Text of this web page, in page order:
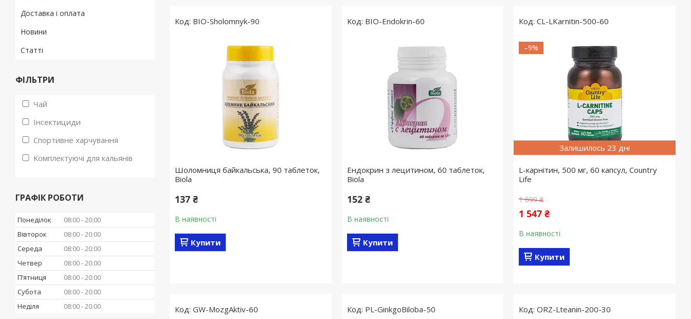
BIO-Sholomnyk-90
Шоломниця байкальська, 90 таблеток,
Biola
137 ₴
В наявності
Купити
BIO-Endokrin-60
Ендокрин з лецитином, 60 таблеток,
Biola
152 ₴
В наявності
Купити
CL-LKarnitin-500-60
Залишилось 23 дні
–9%
L-карнітин, 500 мг, 60 капсул, Country
Life
1 699 ₴
1 547 ₴
В наявності
Купити
GW-MozgAktiv-60 PL-GinkgoBiloba-50 ORZ-Lteanin-200-30
Доставка і оплата
Новини
Статті
ФІЛЬТРИ
Чай
Інсектициди
Спортивне харчування
Комплектуючі для кальянів
ГРАФІК РОБОТИ
Понеділок 08:00 20:00
Вівторок
08:00 20:00
Середа
08:00 20:00
Четвер
08:00 20:00
Пʼятниця
08:00 20:00
Субота
08:00 20:00
Неділя
08:00 20:00